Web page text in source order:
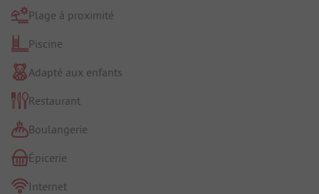
Plage à proximité
Piscine
Adapté aux enfants
Restaurant
Boulangerie
Épicerie
Internet